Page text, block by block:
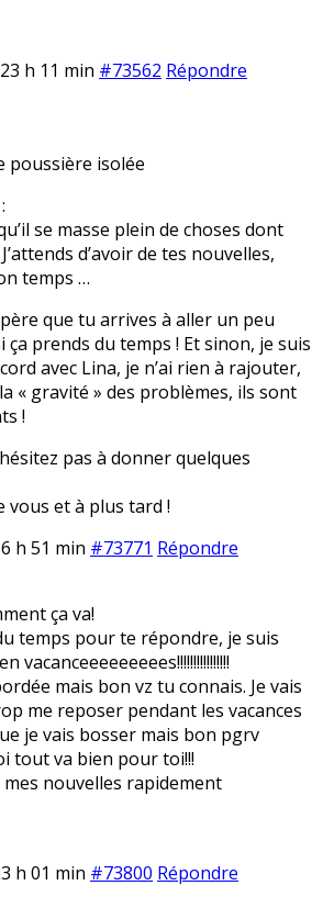
h 11 min #73562 Répondre
poussière isolée
se masse plein de choses dont
d’avoir de tes nouvelles,
temps …
que tu arrives à aller un peu
ça prends du temps ! Et sinon, je suis
avec Lina, je n’ai rien à rajouter,
« gravité » des problèmes, ils sont
!
pas à donner quelques
vous et à plus tard !
h 51 min #73771 Répondre
ça va!
temps pour te répondre, je suis
vacanceeeeeeeees!!!!!!!!!!!!!!!!
mais bon vz tu connais. Je vais
me reposer pendant les vacances
je vais bosser mais bon pgrv
tout va bien pour toi!!!
nouvelles rapidement
h 01 min #73800 Répondre